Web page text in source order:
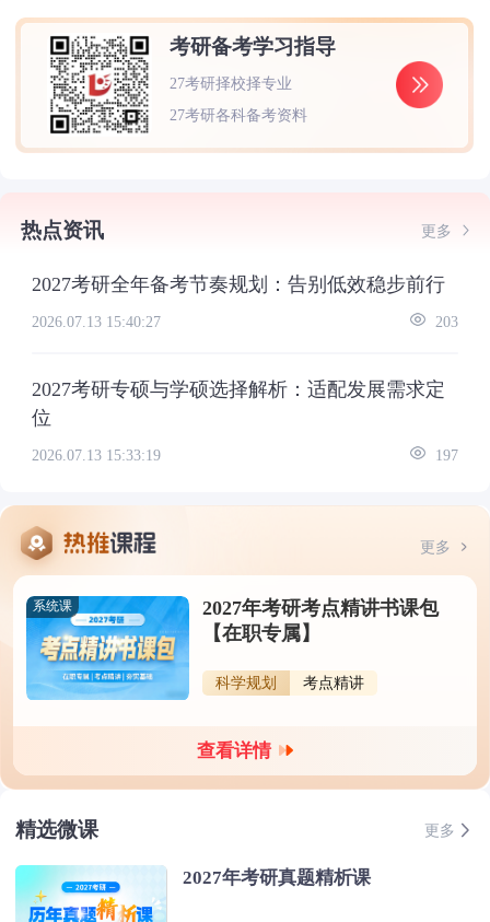
考研备考学习指导
27考研择校择专业
27考研各科备考资料
热点资讯 更多
2027考研全年备考节奏规划：告别低效稳步前行
2026.07.13 15:40:27 203
2027考研专硕与学硕选择解析：适配发展需求定
位
2026.07.13 15:33:19 197
更多
系统课
2027年考研考点精讲书课包
【在职专属】
科学规划 考点精讲
查看详情
精选微课 更多
2027年考研真题精析课